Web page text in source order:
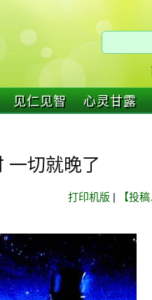
见仁见智 心灵甘露
一切就晚了
打印机版 | 【投